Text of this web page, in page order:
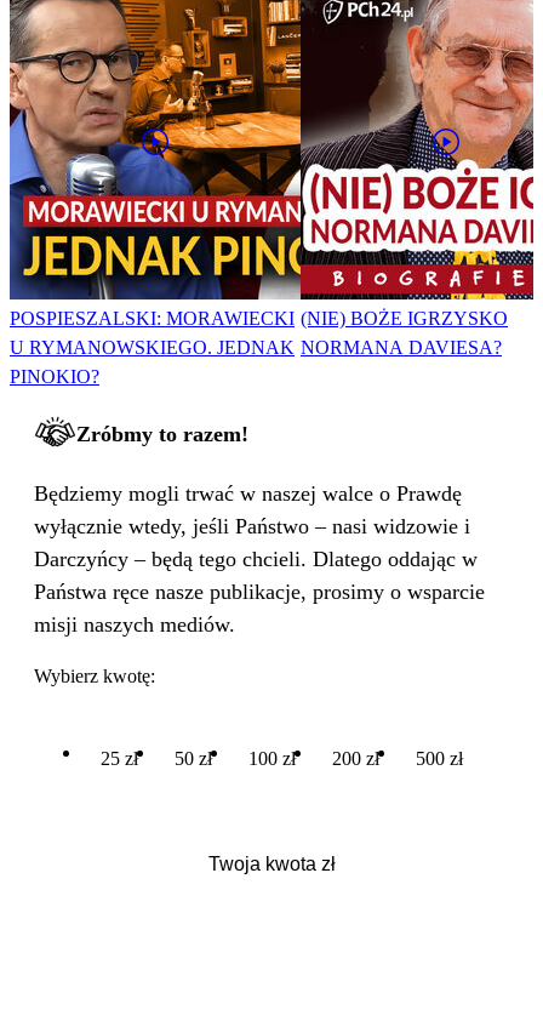
POSPIESZALSKI: MORAWIECKI
U RYMANOWSKIEGO. JEDNAK
PINOKIO?
(NIE) BOŻE IGRZYSKO
NORMANA DAVIESA?
Zróbmy to razem!
Będziemy mogli trwać w naszej walce o Prawdę
wyłącznie wtedy, jeśli Państwo – nasi widzowie i
Darczyńcy – będą tego chcieli. Dlatego oddając w
Państwa ręce nasze publikacje, prosimy o wsparcie
misji naszych mediów.
Wybierz kwotę:
25 zł 50 zł 100 zł 200 zł 500 zł